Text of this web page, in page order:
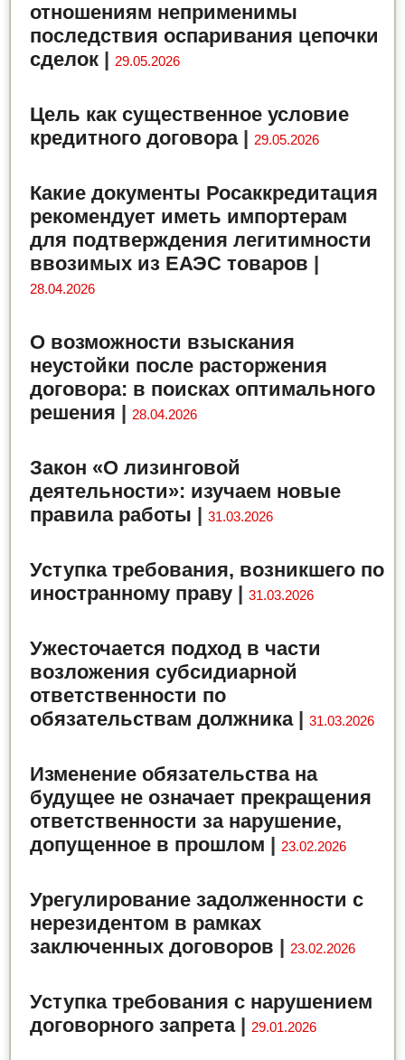
отношениям неприменимы
последствия оспаривания цепочки
сделок |29.05.2026
Цель как существенное условие
кредитного договора|29.05.2026
Какие документы Росаккредитация
рекомендует иметь импортерам
для подтверждения легитимности
ввозимых из ЕАЭС товаров |
28.04.2026
О возможности взыскания
неустойки после расторжения
договора: в поисках оптимального
решения |28.04.2026
Закон «О лизинговой
деятельности»: изучаем новые
правила работы |31.03.2026
Уступка требования, возникшего по
иностранному праву |31.03.2026
Ужесточается подход в части
возложения субсидиарной
ответственности по
обязательствам должника|31.03.2026
Изменение обязательства на
будущее не означает прекращения
ответственности за нарушение,
допущенное в прошлом |23.02.2026
Урегулирование задолженности с
нерезидентом в рамках
заключенных договоров |23.02.2026
Уступка требования с нарушением
договорного запрета|29.01.2026